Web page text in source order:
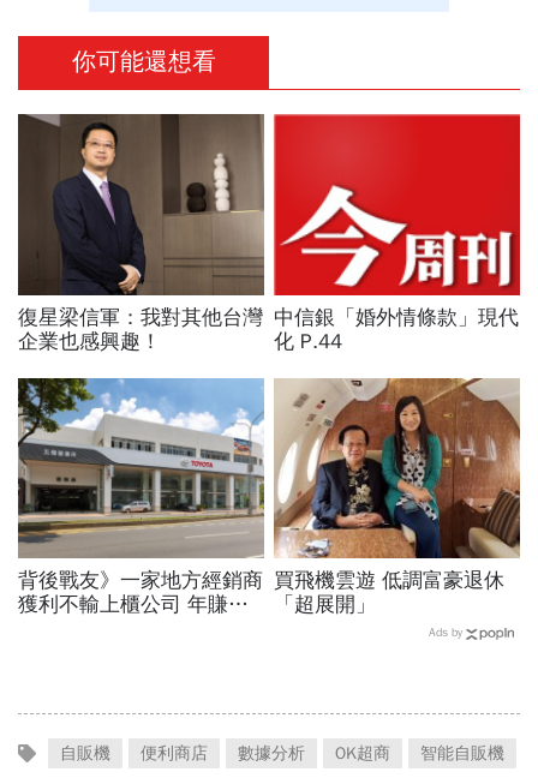
你可能還想看
復星梁信軍：我對其他台灣
企業也感興趣！
中信銀「婚外情條款」現代
化 P.44
背後戰友》一家地方經銷商
獲利不輸上櫃公司 年賺一
買飛機雲遊 低調富豪退休
「超展開」
Ads by
自販機 便利商店 數據分析 OK超商 智能自販機